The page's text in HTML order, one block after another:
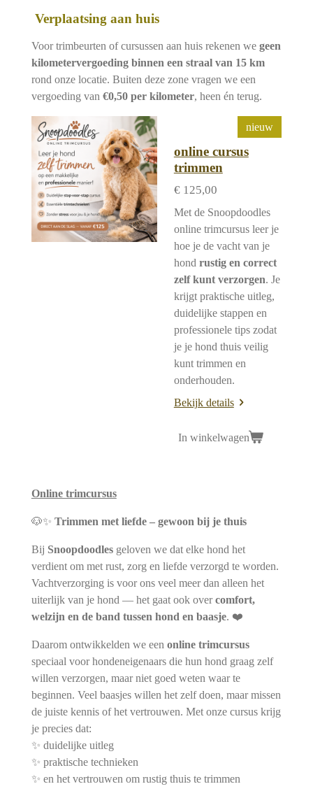
Verplaatsing aan huis
Voor trimbeurten of cursussen aan huis rekenen we geen
kilometervergoeding binnen een straal van 15 km
rond onze locatie. Buiten deze zone vragen we een
vergoeding van €0,50 per kilometer, heen én terug.
nieuw
online cursus
trimmen
€ 125,00
Met de Snoopdoodles
online trimcursus leer je
hoe je de vacht van je
hond rustig en correct
zelf kunt verzorgen. Je
krijgt praktische uitleg,
duidelijke stappen en
professionele tips zodat
je je hond thuis veilig
kunt trimmen en
onderhouden.
Bekijk details
In winkelwagen
Online trimcursus
🐶✨ Trimmen met liefde – gewoon bij je thuis
Bij Snoopdoodlesgeloven we dat elke hond het
verdient om met rust, zorg en liefde verzorgd te worden.
Vachtverzorging is voor ons veel meer dan alleen het
uiterlijk van je hond — het gaat ook overcomfort,
welzijn en de band tussen hond en baasje. ❤️
Daarom ontwikkelden we een online trimcursus
speciaal voor hondeneigenaars die hun hond graag zelf
willen verzorgen, maar niet goed weten waar te
beginnen. Veel baasjes willen het zelf doen, maar missen
de juiste kennis of het vertrouwen. Met onze cursus krijg
je precies dat:
✨ duidelijke uitleg
✨ praktische technieken
✨ en het vertrouwen om rustig thuis te trimmen